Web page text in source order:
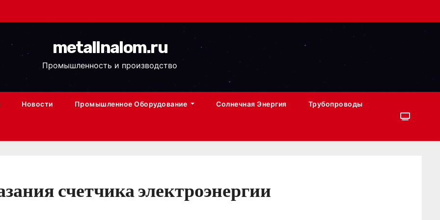
metallnalom.ru
Промышленность и производство
Новости Промышленное Оборудование Солнечная Энергия Трубопроводы
счетчика электроэнергии